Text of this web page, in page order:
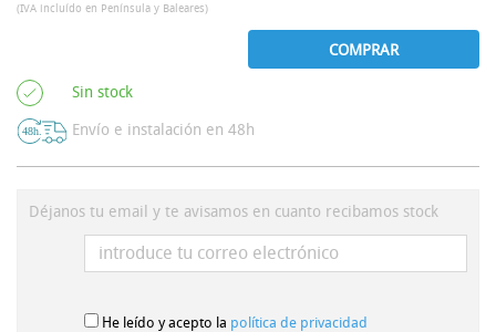
(IVA incluído en Península y Baleares)
COMPRAR
Sin stock
Envío e instalación en 48h
Déjanos tu email y te avisamos en cuanto recibamos stock
He leído y acepto la política de privacidad